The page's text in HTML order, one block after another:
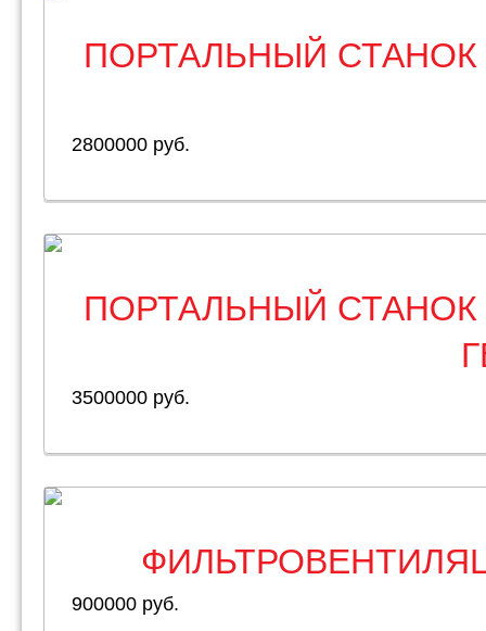
ПОРТАЛЬНЫЙ
2800000 руб.
ПОРТАЛЬНЫЙ
3500000 руб.
900000 руб.